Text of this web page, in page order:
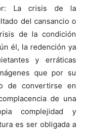
La crisis de la
del cansancio o
de la condición
él, la redención ya
y erráticas
que por su
de convertirse en
de una
complejidad y
es ser obligada a